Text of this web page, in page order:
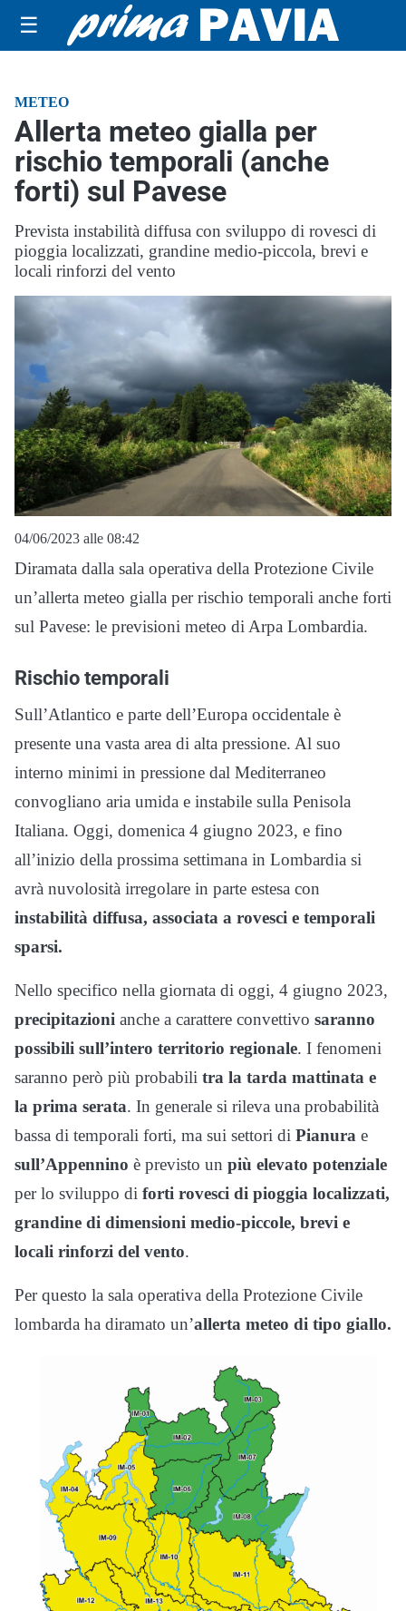
☰
METEO
Allerta meteo gialla per
rischio temporali (anche
forti) sul Pavese
Prevista instabilità diffusa con sviluppo di rovesci di
pioggia localizzati, grandine medio-piccola, brevi e
locali rinforzi del vento
04/06/2023 alle 08:42
Diramata dalla sala operativa della Protezione Civile
un’allerta meteo gialla per rischio temporali anche forti
sul Pavese: le previsioni meteo di Arpa Lombardia.
Rischio temporali
Sull’Atlantico e parte dell’Europa occidentale è
presente una vasta area di alta pressione. Al suo
interno minimi in pressione dal Mediterraneo
convogliano aria umida e instabile sulla Penisola
Italiana. Oggi, domenica 4 giugno 2023, e fino
all’inizio della prossima settimana in Lombardia si
avrà nuvolosità irregolare in parte estesa con
instabilità diffusa, associata a rovesci e temporali
sparsi.
Nello specifico nella giornata di oggi, 4 giugno 2023,
precipitazioni anche a carattere convettivo saranno
possibili sull’intero territorio regionale. I fenomeni
saranno però più probabili tra la tarda mattinata e
la prima serata. In generale si rileva una probabilità
bassa di temporali forti, ma sui settori di Pianura e
sull’Appennino è previsto un più elevato potenziale
per lo sviluppo di forti rovesci di pioggia localizzati,
grandine di dimensioni medio-piccole, brevi e
locali rinforzi del vento.
Per questo la sala operativa della Protezione Civile
lombarda ha diramato un’allerta meteo di tipo giallo.